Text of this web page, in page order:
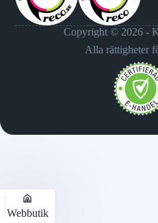
Copyright © 2026 -
Alla rättigheter
Webbutik